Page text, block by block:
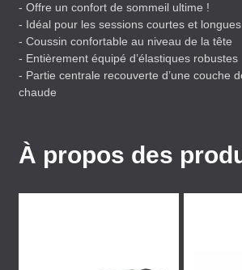
- Offre un confort de sommeil ultime !
- Idéal pour les sessions courtes et longues
- Coussin confortable au niveau de la tête
- Entièrement équipé d’élastiques robustes
- Partie centrale recouverte d’une couche
chaude
À propos des